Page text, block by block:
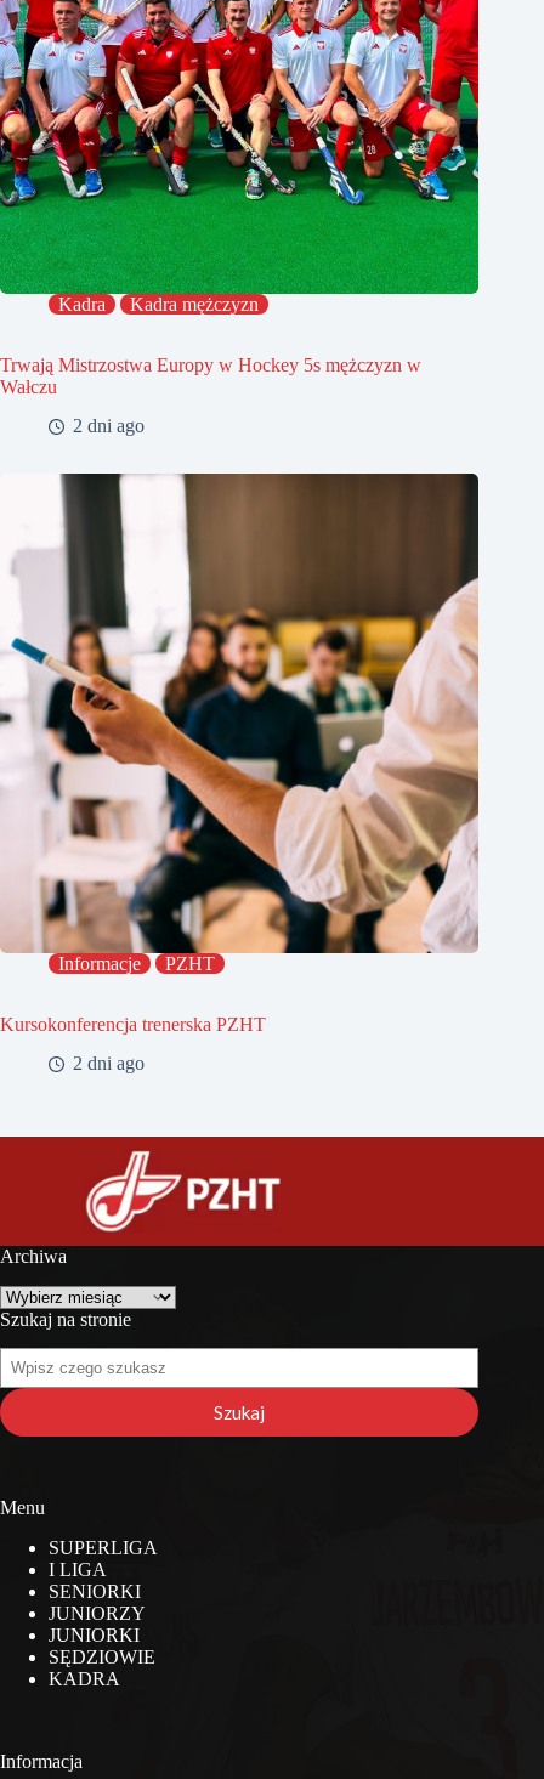
Kadra Kadra mężczyzn
Trwają Mistrzostwa Europy w Hockey 5s mężczyzn w
Wałczu
2 dni ago
Informacje PZHT
Kursokonferencja trenerska PZHT
2 dni ago
Archiwa
Archiwa
Szukaj na stronie
Szukaj
na
stronie
Szukaj
Menu
SUPERLIGA
I LIGA
SENIORKI
JUNIORZY
JUNIORKI
SĘDZIOWIE
KADRA
Informacja